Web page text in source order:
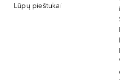
Lūpų pieštukai